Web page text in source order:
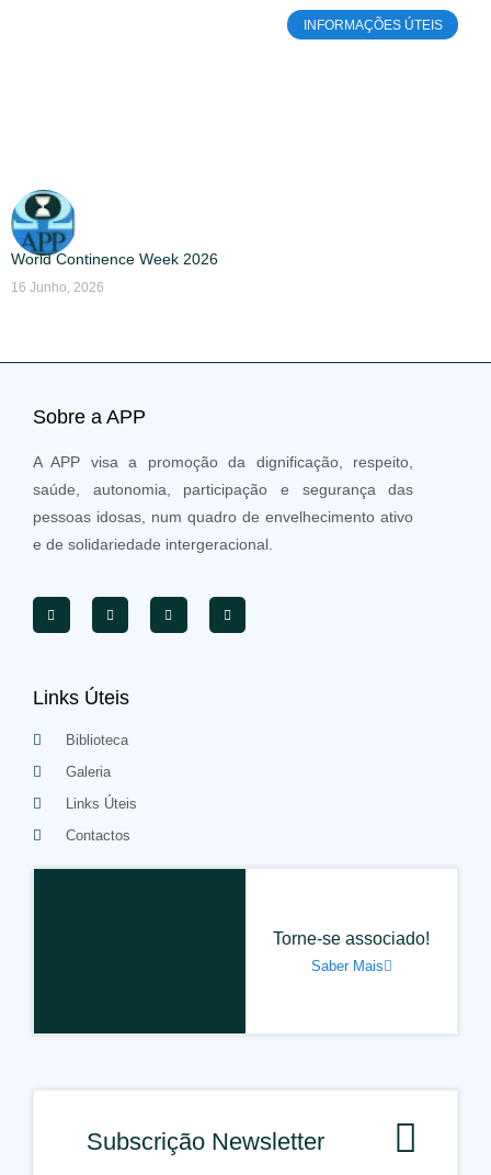
INFORMAÇÕES ÚTEIS
World Continence Week 2026
16 Junho, 2026
Sobre a APP
A APP visa a promoção da dignificação, respeito,
saúde, autonomia, participação e segurança das
pessoas idosas, num quadro de envelhecimento ativo
e de solidariedade intergeracional.
Links Úteis
Biblioteca
Galeria
Links Úteis
Contactos
Torne-se associado!
Saber Mais
Subscrição Newsletter